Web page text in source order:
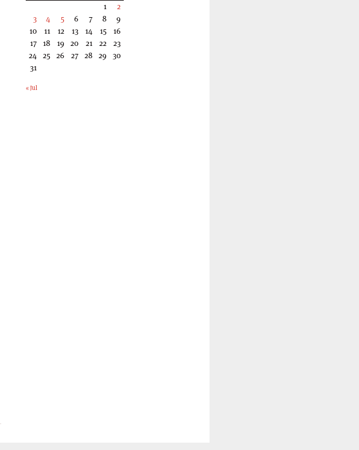
1
2
3
4 5 6 7 8
9
10
11 12 13 14 15
16
17 18 19 20 21 22
23
24 25 26 27 28 29 30
31
« Jul